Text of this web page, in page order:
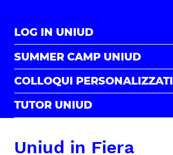
LOG IN UNIUD
SUMMER CAMP UNIUD
COLLOQUI PERSONALIZZATI
TUTOR UNIUD
Uniud in Fiera